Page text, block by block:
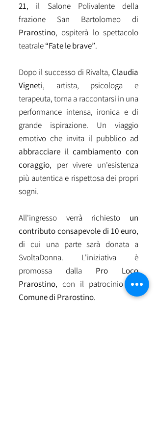
21, il Salone Polivalente della
frazione San Bartolomeo di
Prarostino, ospiterà lo spettacolo
teatrale“Fate le brave”.
Dopo il successo di Rivalta, Claudia
Vigneti, artista, psicologa e
terapeuta, torna a raccontarsi in una
performance intensa, ironica e di
grande ispirazione. Un viaggio
emotivo che invita il pubblico ad
abbracciare il cambiamento con
coraggio, per vivere un'esistenza
più autentica e rispettosa dei propri
sogni.
All'ingresso verrà richiesto un
contributo consapevole di 10 euro,
di cui una parte sarà donata a
SvoltaDonna. L'iniziativa è
promossa dalla Pro Loco
Prarostino, con il patrocinio del
Comune di Prarostino.